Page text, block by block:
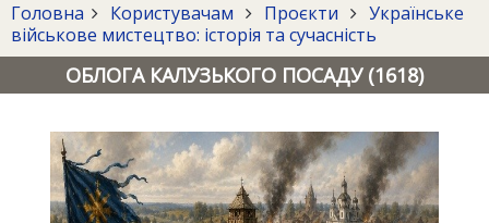
Головна Користувачам Проєкти
Українське
військове мистецтво: історія та сучасність
ОБЛОГА КАЛУЗЬКОГО ПОСАДУ (1618)